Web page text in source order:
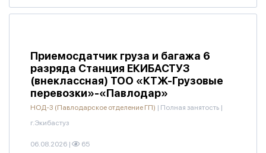
Приемосдатчик груза и багажа 6
разряда Станция ЕКИБАСТУЗ
(внеклассная) ТОО «КТЖ-Грузовые
перевозки»-«Павлодар»
НОД-3 (Павлодарское отделение ГП) | Полная занятость |
г.Экибастуз
06.08.2026 | 65